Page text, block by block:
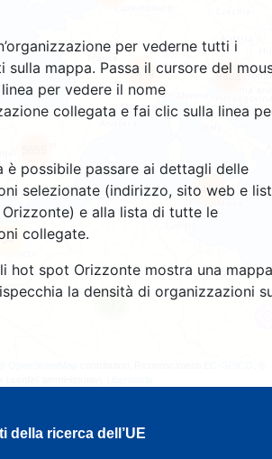
per vederne tutti i
sulla mappa. Passa il cursore del
per vedere il nome
collegata e fai clic sulla linea
è possibile passare ai dettagli delle
selezionate (indirizzo, sito web e
e alla lista di tutte le
collegate.
hot spot Orizzonte mostra una
la densità di organizzazioni
7
54
484
7414 9833
della ricerca dell’UE